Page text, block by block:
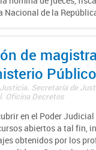
Nacional de la
de
Secretaría de
Oficina Decretos
en el Poder
abiertos a tal fin,
obtenidos por los